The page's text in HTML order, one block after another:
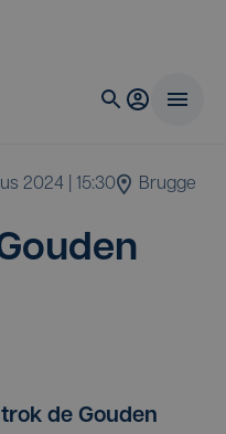
2024 | 15:30 Brugge
de Gouden